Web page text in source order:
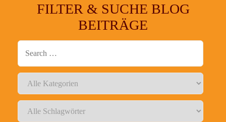
FILTER & SUCHE BLOG
BEITRÄGE